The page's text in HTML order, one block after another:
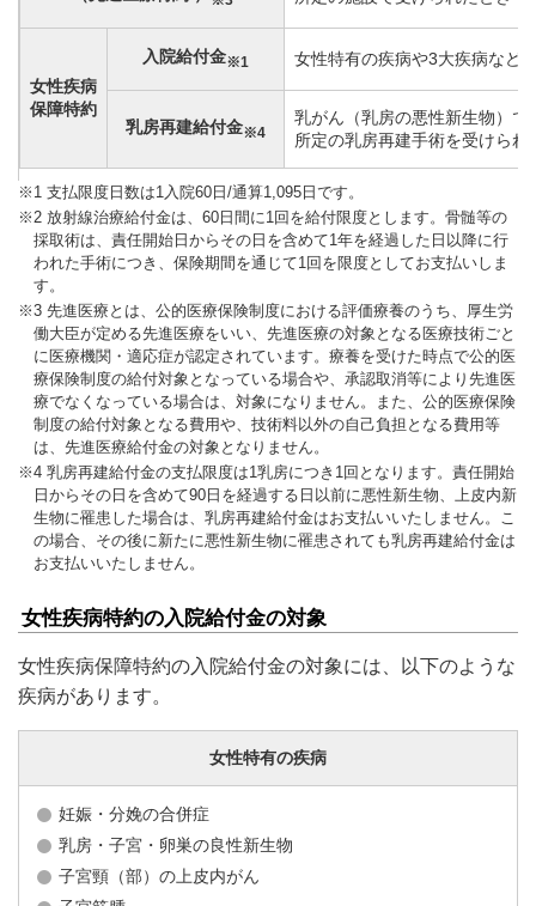
女性疾病
保障特約
入院給付金※1 女性特有の疾病や3大疾病など
乳房再建給付金※4
乳がん（乳房の悪性新生物）で
所定の乳房再建手術を受けられ
※1 支払限度日数は1入院60日/通算1,095日です。
※2 放射線治療給付金は、60日間に1回を給付限度とします。骨髄等の
採取術は、責任開始日からその日を含めて1年を経過した日以降に行
われた手術につき、保険期間を通じて1回を限度としてお支払いしま
す。
※3 先進医療とは、公的医療保険制度における評価療養のうち、厚生労
働大臣が定める先進医療をいい、先進医療の対象となる医療技術ごと
に医療機関・適応症が認定されています。療養を受けた時点で公的医
療保険制度の給付対象となっている場合や、承認取消等により先進医
療でなくなっている場合は、対象になりません。また、公的医療保険
制度の給付対象となる費用や、技術料以外の自己負担となる費用等
は、先進医療給付金の対象となりません。
※4 乳房再建給付金の支払限度は1乳房につき1回となります。責任開始
日からその日を含めて90日を経過する日以前に悪性新生物、上皮内新
生物に罹患した場合は、乳房再建給付金はお支払いいたしません。こ
の場合、その後に新たに悪性新生物に罹患されても乳房再建給付金は
お支払いいたしません。
女性疾病特約の入院給付金の対象
女性疾病保障特約の入院給付金の対象には、以下のような
疾病があります。
女性特有の疾病
妊娠・分娩の合併症
乳房・子宮・卵巣の良性新生物
子宮頸（部）の上皮内がん